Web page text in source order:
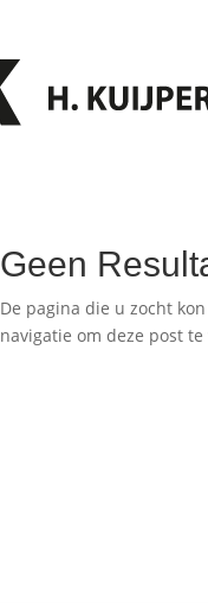
Geen
De pagina die u zocht
navigatie om deze post